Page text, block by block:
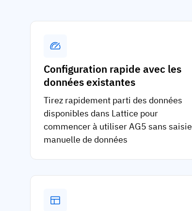
Configuration rapide avec les
données existantes
Tirez rapidement parti des données
disponibles dans Lattice pour
commencer à utiliser AG5 sans saisie
manuelle de données